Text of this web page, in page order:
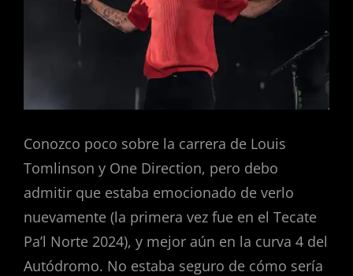
Conozco poco sobre la carrera de Louis
Tomlinson y One Direction, pero debo
admitir que estaba emocionado de verlo
nuevamente (la primera vez fue en el Tecate
Pa’l Norte 2024), y mejor aún en la curva 4 del
Autódromo. No estaba seguro de cómo sería